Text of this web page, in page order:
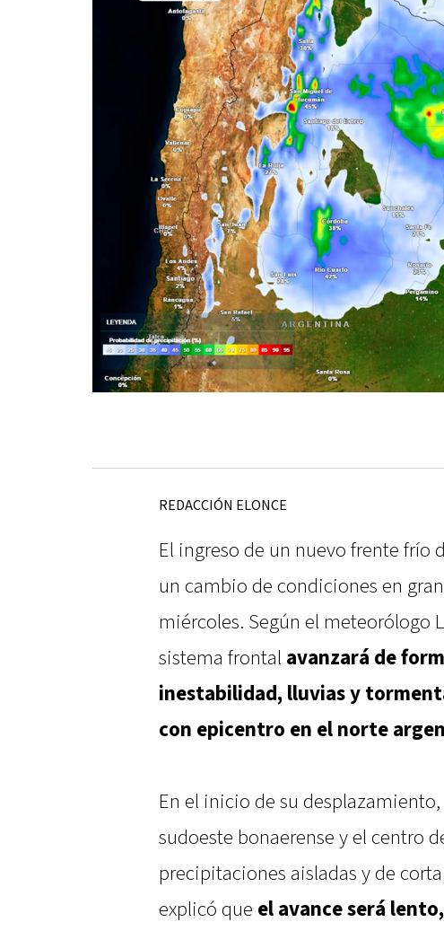
REDACCIÓN ELONCE
El ingreso de un nuevo frente frío
un cambio de condiciones en
miércoles. Según el meteorólogo
sistema frontal avanzará de
inestabilidad, lluvias y
con epicentro en el norte
En el inicio de su
sudoeste bonaerense y el centro
precipitaciones aisladas y de
explicó que el avance será